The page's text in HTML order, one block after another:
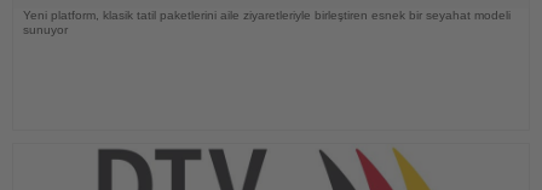
Yeni platform, klasik tatil paketlerini aile ziyaretleriyle birleştiren esnek bir seyahat modeli
sunuyor